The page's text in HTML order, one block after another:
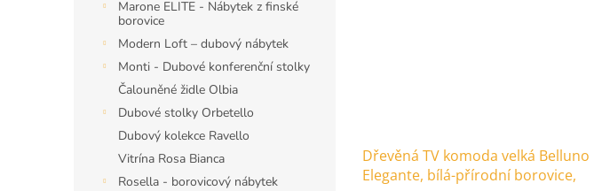
Marone ELITE - Nábytek z finské
borovice
Modern Loft – dubový nábytek
Monti - Dubové konferenční stolky
Čalouněné židle Olbia
Dubové stolky Orbetello
Dubový kolekce Ravello
Vitrína Rosa Bianca
Rosella - borovicový nábytek
Dřevěná TV komoda velká Belluno
Elegante, bílá-přírodní borovice,